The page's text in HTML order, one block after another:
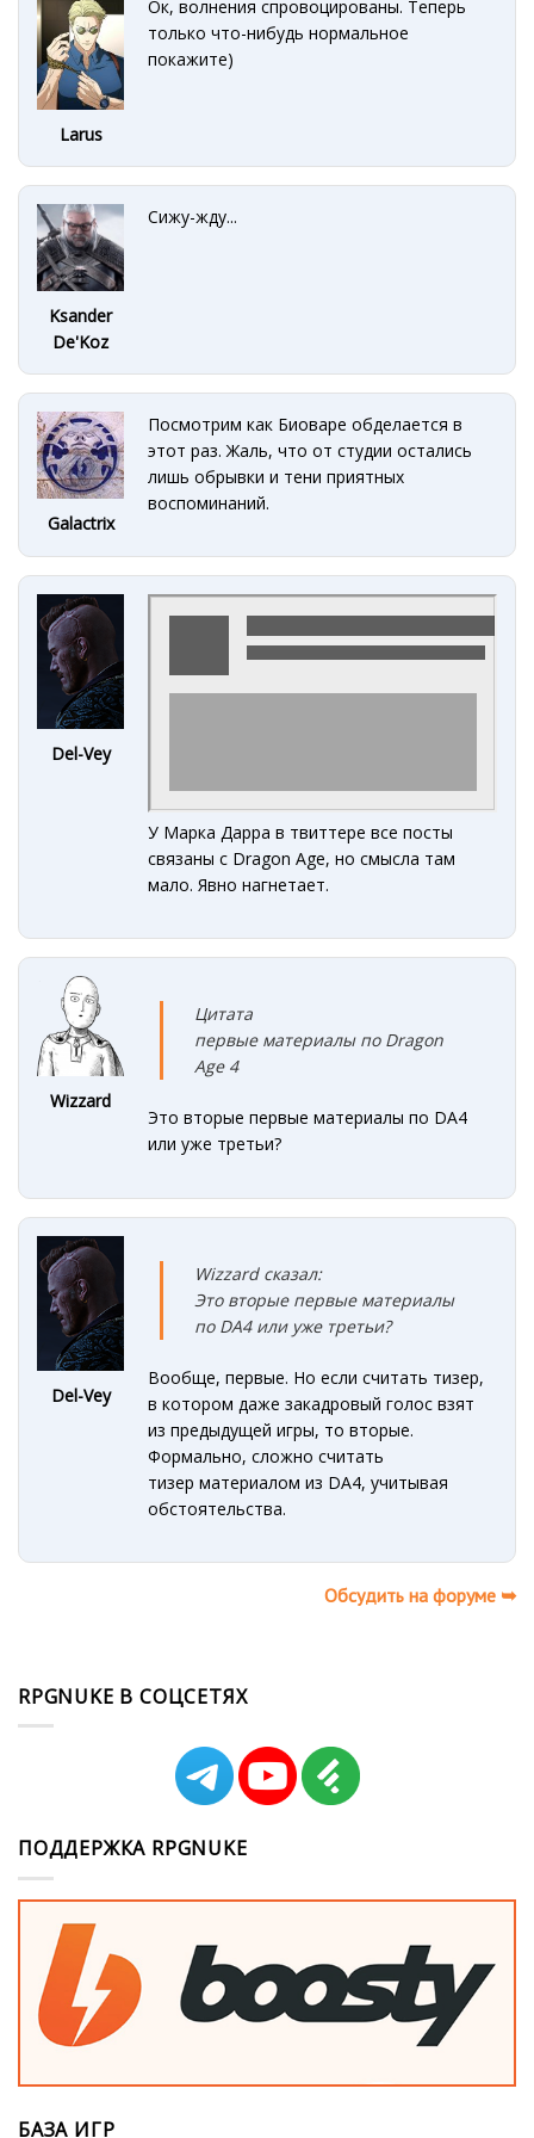
Larus
Ок, волнения спровоцированы. Теперь
только что-нибудь нормальное
покажите)
Ksander
De'Koz
Сижу-жду...
Galactrix
Посмотрим как Биоваре обделается в
этот раз. Жаль, что от студии остались
лишь обрывки и тени приятных
воспоминаний.
Del-Vey
У Марка Дарра в твиттере все посты
связаны с Dragon Age, но смысла там
мало. Явно нагнетает.
Wizzard
Цитата
первые материалы по Dragon
Age 4
Это вторые первые материалы по DA4
или уже третьи?
Del-Vey
Wizzard сказал:
Это вторые первые материалы
по DA4 или уже третьи?
Вообще, первые. Но если считать тизер,
в котором даже закадровый голос взят
из предыдущей игры, то вторые.
Формально, сложно считать
тизер материалом из DA4, учитывая
обстоятельства.
Обсудить на форуме ➥
RPGNUKE В СОЦСЕТЯХ
ПОДДЕРЖКА RPGNUKE
БАЗА ИГР